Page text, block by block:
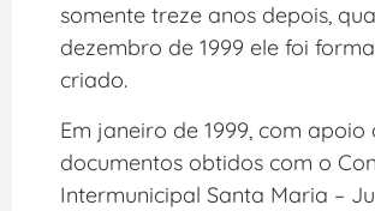
somente treze anos depois,
dezembro de 1999 ele foi
criado.
Em janeiro de 1999, com apoio
documentos obtidos com o
Intermunicipal Santa Maria –